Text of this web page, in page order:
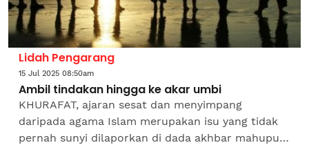
Lidah Pengarang
15 Jul 2025 08:50am
Ambil tindakan hingga ke akar umbi
KHURAFAT, ajaran sesat dan menyimpang
daripada agama Islam merupakan isu yang tidak
pernah sunyi dilaporkan di dada akhbar mahupun